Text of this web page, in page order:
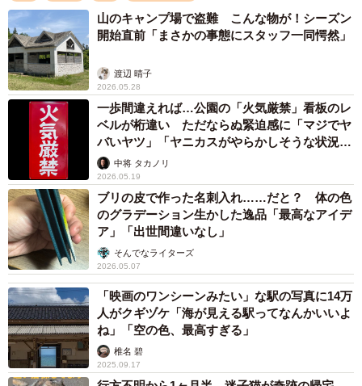
「たびのホテル佐渡」では、停電地域に住む人へ昨日の朝
から大浴場を無料で提供。幸い、ホテルのある島の中心部
は電力が安定しており、既に島内の停電地域から20人以上
が大浴場を利用しにホテルを訪ねたといいます。
「私は20年以上前に佐渡に移住してきたのですが、このレ
ベルの雪は見たことがないくらいです。災害級の大雪で
す」と話すのは同ホテル支配人の橋本さん。
大浴場の無料提供については、「大雪の影響で道が危険な
状態になったり、通行止めになったという情報が入ってき
て。その翌朝には5000戸以上で停電と聞き、すぐにお風呂
の準備を始めました」と語ります。
ホテルでは今回の大規模停電に際し、「携帯の充電 ご自由
にどうぞ」と電源タップの提供、宿泊や入浴利用なしでも
コインランドリーの使用を許可するなど、地域の人に寄り
山のキャンプ場で盗難 こんな物が！シーズン
開始直前「まさかの事態にスタッフ一同愕然」
渡辺 晴子
2026.05.28
一歩間違えれば…公園の「火気厳禁」看板のレ
ベルが桁違い ただならぬ緊迫感に「マジでヤ
バいヤツ」「ヤニカスがやらかしそうな状況
w」中将 タカノリ
2026.05.19
ブリの皮で作った名刺入れ……だと？ 体の色
のグラデーション生かした逸品「最高なアイデ
ア」「出世間違いなし」
そんでなライターズ
2026.05.07
「映画のワンシーンみたい」な駅の写真に14万
人がクギヅケ「海が見える駅ってなんかいいよ
ね」「空の色、最高すぎる」
椎名 碧
2025.09.17